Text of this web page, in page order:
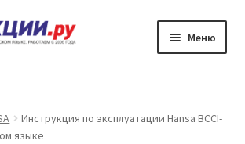
Меню
по эксплуатации
Инструкция по эксплуатации Hansa BCCI-
языке